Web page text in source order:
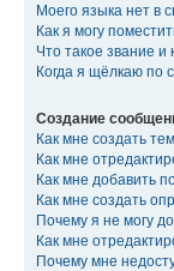
Моего языка нет в
Как я могу
Что такое звание и
Когда я щёлкаю по
Создание
Как мне создать
Как мне
Как мне добавить
Как мне создать
Почему я не могу
Как мне
Почему мне